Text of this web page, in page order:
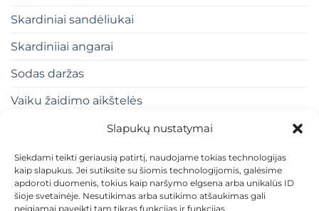
Slapukų nustatymai
Siekdami teikti geriausią patirtį, naudojame tokias technologijas
kaip slapukus. Jei sutiksite su šiomis technologijomis, galėsime
apdoroti duomenis, tokius kaip naršymo elgsena arba unikalūs ID
šioje svetainėje. Nesutikimas arba sutikimo atšaukimas gali
neigiamai paveikti tam tikras funkcijas ir funkcijas.
Skardiniai sandėliukai
Skardiniiai angarai
Sodas daržas
Vaiku žaidimo aikštelės